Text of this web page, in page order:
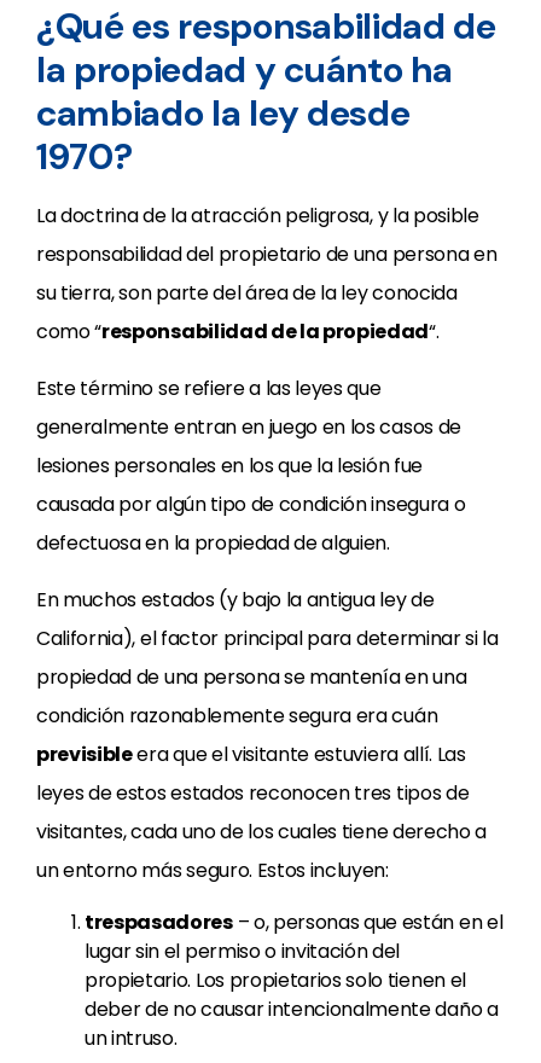
¿Qué es responsabilidad de
la propiedad y cuánto ha
cambiado la ley desde
1970?
La doctrina de la atracción peligrosa, y la posible
responsabilidad del propietario de una persona en
su tierra, son parte del área de la ley conocida
como “responsabilidad de la propiedad“.
Este término se refiere a las leyes que
generalmente entran en juego en los casos de
lesiones personales en los que la lesión fue
causada por algún tipo de condición insegura o
defectuosa en la propiedad de alguien.
En muchos estados (y bajo la antigua ley de
California), el factor principal para determinar si la
propiedad de una persona se mantenía en una
condición razonablemente segura era cuán
previsibleera que el visitante estuviera allí. Las
leyes de estos estados reconocen tres tipos de
visitantes, cada uno de los cuales tiene derecho a
un entorno más seguro. Estos incluyen:
trespasadores– o, personas que están en el
lugar sin el permiso o invitación del
propietario. Los propietarios solo tienen el
deber de no causar intencionalmente daño a
un intruso.